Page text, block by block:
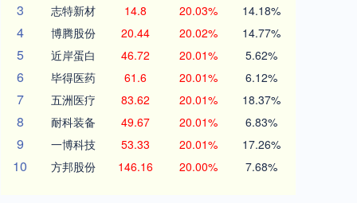
3 志特新材 14.8 20.03% 14.18%
4 博腾股份 20.44 20.02% 14.77%
5 近岸蛋白 46.72 20.01% 5.62%
6 毕得医药 61.6 20.01% 6.12%
7 五洲医疗 83.62 20.01% 18.37%
8 耐科装备 49.67 20.01% 6.83%
9 一博科技 53.33 20.01% 17.26%
10 方邦股份 146.16 20.00% 7.68%